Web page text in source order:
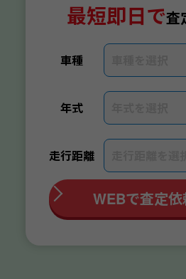
最短即日で査
車種
年式
走行距離
WEBで査定依